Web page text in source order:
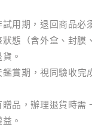
用期，退回商品必
態（含外盒、封膜
。
賞期，視同驗收完
品，辦理退貨時需
。